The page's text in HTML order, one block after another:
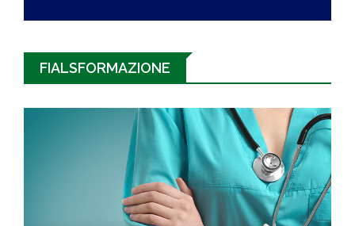
FIALSFORMAZIONE